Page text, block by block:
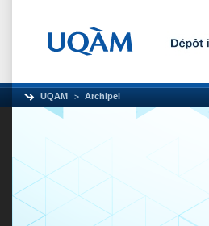
UQAM Archipel